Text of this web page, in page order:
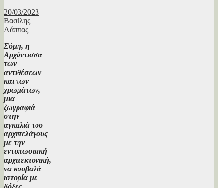
20/03/2023
Βασίλης
Λάππας
Σύμη, η
Αρχόντισσα
των
αντιθέσεων
και των
χρωμάτων,
μια
ζωγραφιά
στην
αγκαλιά του
αρχιπελάγους
με την
εντυπωσιακή
αρχιτεκτονική,
να κουβαλά
ιστορία με
δόξες…